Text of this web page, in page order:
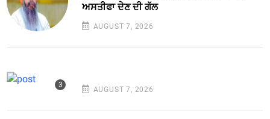
ਅਸਤੀਫਾ ਦੇਣ ਦੀ ਗੱਲ
AUGUST 7, 2026
AUGUST 7, 2026